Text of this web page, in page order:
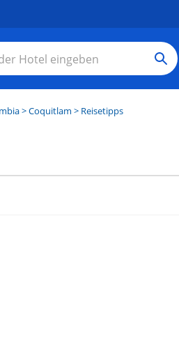
>Coquitlam > Reisetipps